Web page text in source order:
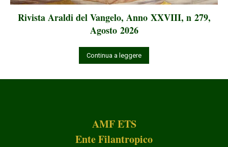
Rivista Araldi del Vangelo, Anno XXVIII, n 279,
Agosto 2026
Continua a leggere
AMF ETS
Ente Filantropico